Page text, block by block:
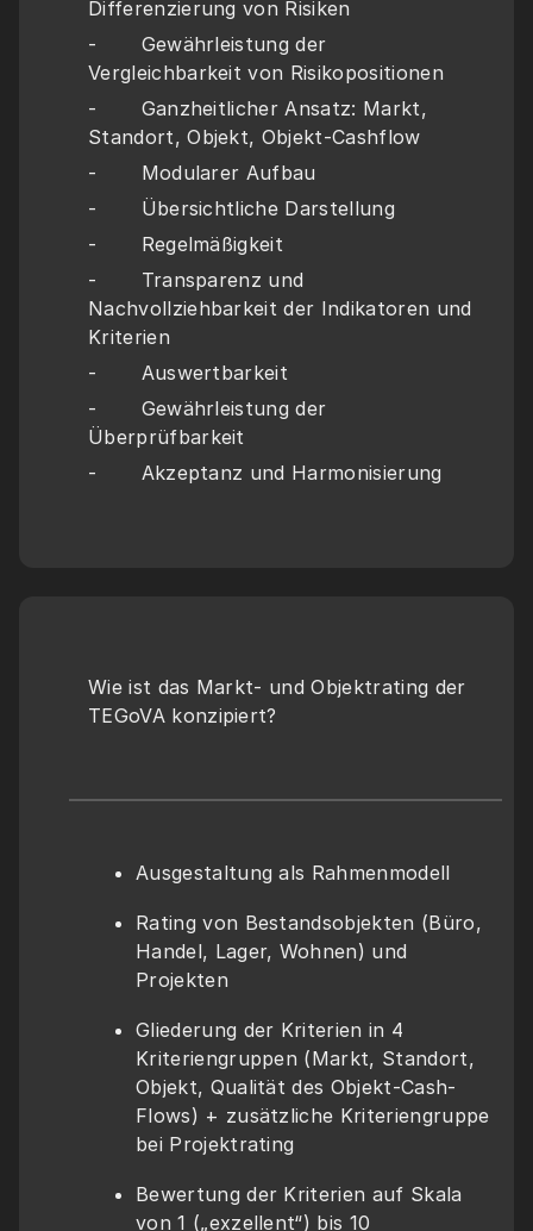
Differenzierung von Risiken
-       Gewährleistung der
Vergleichbarkeit von Risikopositionen
-       Ganzheitlicher Ansatz: Markt,
Standort, Objekt, Objekt-Cashflow
-       Modularer Aufbau
-       Übersichtliche Darstellung
-       Regelmäßigkeit
-       Transparenz und
Nachvollziehbarkeit der Indikatoren und
Kriterien
-       Auswertbarkeit
-       Gewährleistung der
Überprüfbarkeit
-       Akzeptanz und Harmonisierung
Wie ist das Markt- und Objektrating der
TEGoVA konzipiert?
Ausgestaltung als Rahmenmodell
Rating von Bestandsobjekten (Büro,
Handel, Lager, Wohnen) und
Projekten
Gliederung der Kriterien in 4
Kriteriengruppen (Markt, Standort,
Objekt, Qualität des Objekt-Cash-
Flows) + zusätzliche Kriteriengruppe
bei Projektrating
Bewertung der Kriterien auf Skala
von 1 („exzellent“) bis 10